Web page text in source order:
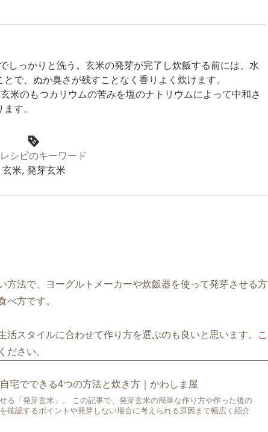
しっかりと洗う。玄米の発芽が完了し炊飯する前には、水
で、ぬか臭さが残すことなく香りよく炊けます。
米のもつカリウムの苦みを塩のナトリウムによって中和さ
す。
シピのキーワード
玄米, 発芽玄米
方法で、ヨーグルトメーカーや炊飯器を使って発芽させる方
べ方です。
スタイルに合わせて作り方を選ぶのも良いと思います。
こ
ださい。
宅でできる4つの方法と炊き方｜かわしま屋
る「発芽玄米」。 この記事で、発芽玄米の簡単な作り方や作った後の
確認するポイントや発芽しない場合に考えられる原因まで幅広く紹介